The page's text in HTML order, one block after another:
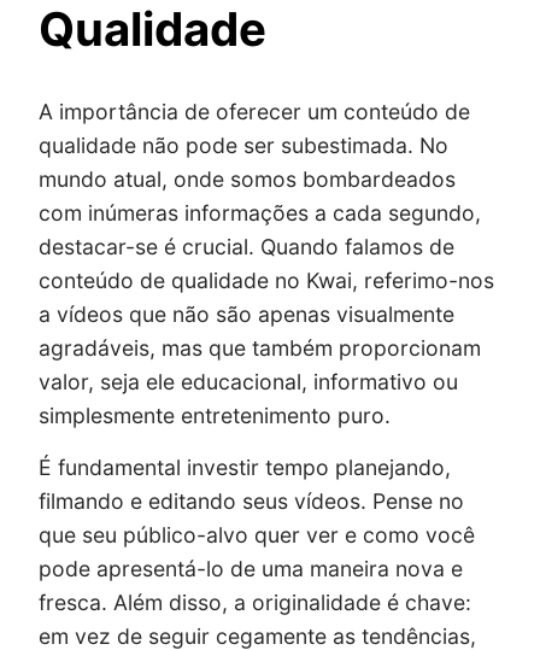
Qualidade
A importância de oferecer um conteúdo de
qualidade não pode ser subestimada. No
mundo atual, onde somos bombardeados
com inúmeras informações a cada segundo,
destacar-se é crucial. Quando falamos de
conteúdo de qualidade no Kwai, referimo-nos
a vídeos que não são apenas visualmente
agradáveis, mas que também proporcionam
valor, seja ele educacional, informativo ou
simplesmente entretenimento puro.
É fundamental investir tempo planejando,
filmando e editando seus vídeos. Pense no
que seu público-alvo quer ver e como você
pode apresentá-lo de uma maneira nova e
fresca. Além disso, a originalidade é chave:
em vez de seguir cegamente as tendências,